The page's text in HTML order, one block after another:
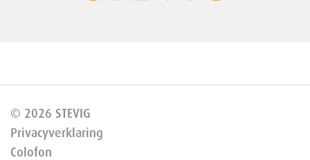
© 2026 STEVIG
Privacyverklaring
Colofon